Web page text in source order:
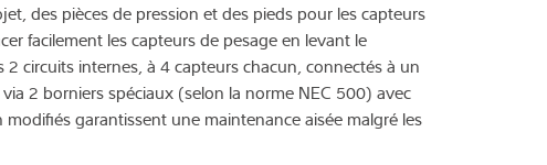
des pièces de pression et des pieds pour les capteurs
facilement les capteurs de pesage en levant le
circuits internes, à 4 capteurs chacun, connectés à un
2 borniers spéciaux (selon la norme NEC 500) avec
garantissent une maintenance aisée malgré les